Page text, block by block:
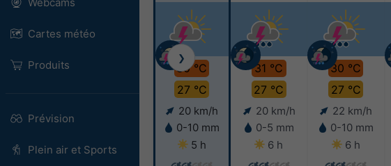
Cartes météo
Produits
Prévision
Plein air et Sports
30 °C
27 °C
20 km/h
0-10 mm
5 h
31 °C
27 °C
20 km/h
0-5 mm
6 h
30 °C
27 °C
22 km/h
0-10 mm
6 h
❯